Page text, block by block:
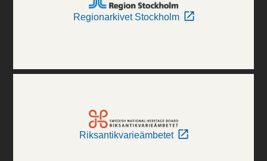
Regionarkivet Stockholm
Riksantikvarieämbetet